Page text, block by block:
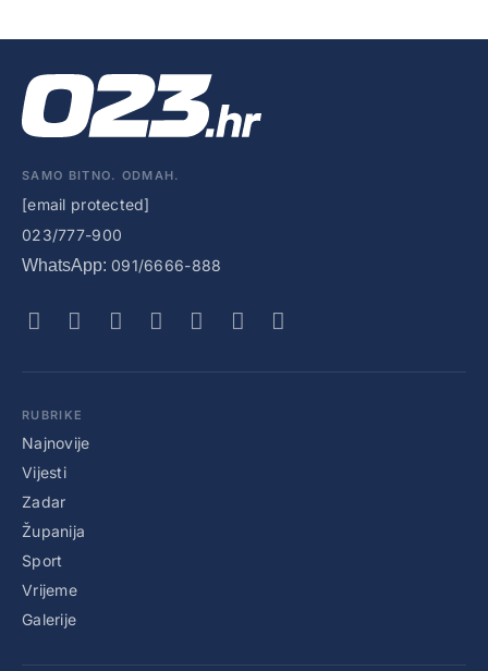
SAMO BITNO. ODMAH.
[email protected]
023/777-900
WhatsApp: 091/6666-888
RUBRIKE
Najnovije
Vijesti
Zadar
Županija
Sport
Vrijeme
Galerije